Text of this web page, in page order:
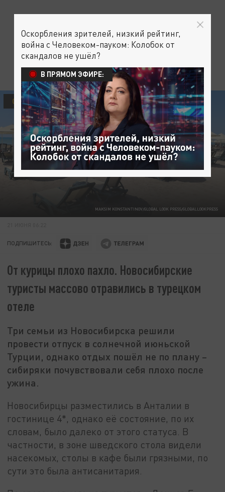
MAKSIM KONSTANTINOV/GLOBAL LOOK PRESS/GLOBALLOOKPRESS
ОБЩЕСТВО ПРОИСШЕСТВИЯ
ПОДПИШИТЕСЬ:
От курицы плохо пахло. Новосибирские
туристы массово отравились в турецком
отеле
Три семьи из Новосибирска решили
провести отпуск в солнечной июньской
Турции, однако отдых пошёл не по плану –
сибиряки почувствовали себя плохо после
ужина.
Новосибирцы разместились в Анталии в
гостинице 4*, однако её состояние, по их
словам, было далеко от этого статуса. В
частности, в зоне шведского стола видели
насекомых, столы в кафе были грязными, по
сути это была антисанитария.
Оскорбления зрителей, низкий рейтинг,
война с Человеком-пауком: Колобок от
скандалов не ушёл?
В ПРЯМОМ ЭФИРЕ: